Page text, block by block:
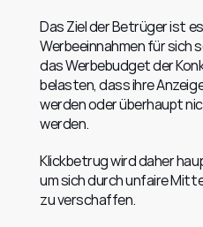
Das Ziel der Betrüger ist
Werbeeinnahmen für sich
das Werbebudget der
belasten, dass ihre
werden oder überhaupt
werden.
Klickbetrug wird daher
um sich durch unfaire
zu verschaffen.